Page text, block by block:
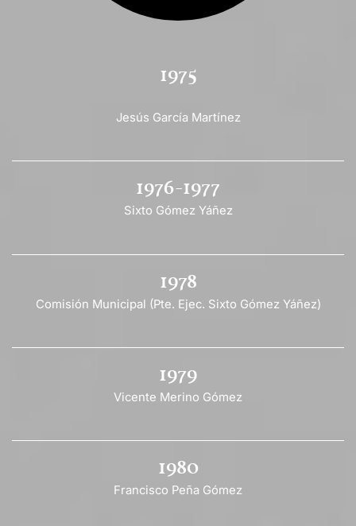
1975
Jesús García Martínez
1976-1977
Sixto Gómez Yáñez
1978
Comisión Municipal (Pte. Ejec. Sixto Gómez Yáñez)
1979
Vicente Merino Gómez
1980
Francisco Peña Gómez